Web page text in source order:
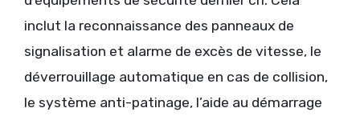
inclut la reconnaissance des panneaux de
signalisation et alarme de excès de vitesse, le
déverrouillage automatique en cas de collision,
le système anti-patinage, l’aide au démarrage